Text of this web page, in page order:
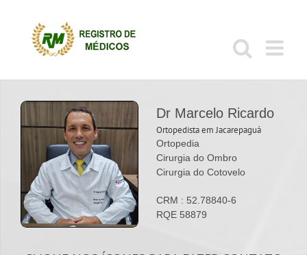
conteúdo
Dr Marcelo Ricardo
Ortopedista em Jacarepaguá
Ortopedia
Cirurgia do Ombro
Cirurgia do Cotovelo
CRM : 52.78840-6
RQE 58879